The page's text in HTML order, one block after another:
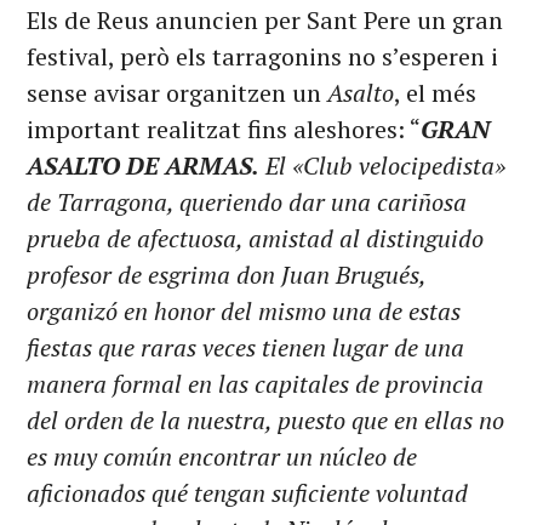
Els de Reus anuncien per Sant Pere un gran
festival, però els tarragonins no s’esperen i
sense avisar organitzen unAsalto, el més
important realitzat fins aleshores: “GRAN
ASALTO DE ARMAS. El «Club velocipedista»
de Tarragona, queriendo dar una cariñosa
prueba de afectuosa, amistad al distinguido
profesor de esgrima don Juan Brugués,
organizó en honor del mismo una de estas
fiestas que raras veces tienen lugar de una
manera formal en las capitales de provincia
del orden de la nuestra, puesto que en ellas no
es muy común encontrar un núcleo de
aficionados qué tengan suficiente voluntad